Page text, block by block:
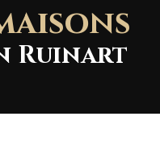
Ruinart